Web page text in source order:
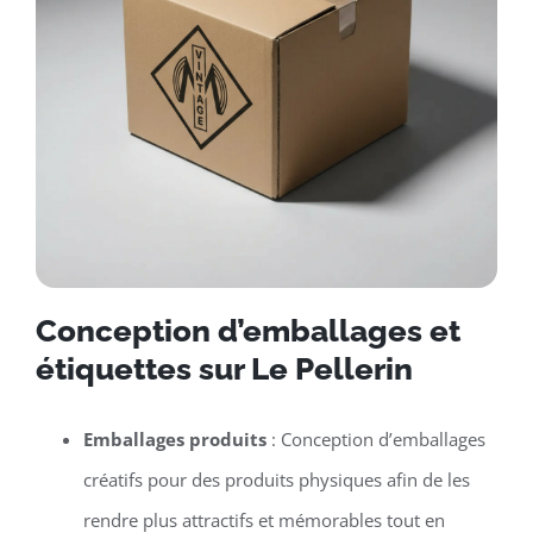
Conception d’emballages et
étiquettes sur Le Pellerin
Emballages produits: Conception d’emballages
créatifs pour des produits physiques afin de les
rendre plus attractifs et mémorables tout en